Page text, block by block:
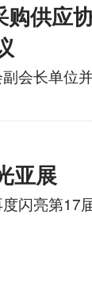
供应
会长单位
亚展
闪亮第17